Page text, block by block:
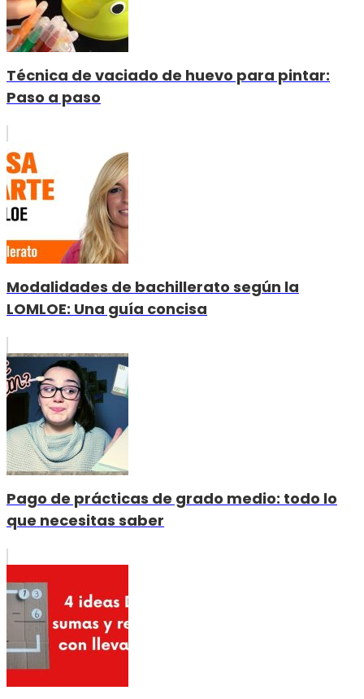
Técnica de vaciado de huevo para pintar:
Paso a paso
Modalidades de bachillerato según la
LOMLOE: Una guía concisa
Pago de prácticas de grado medio: todo lo
que necesitas saber